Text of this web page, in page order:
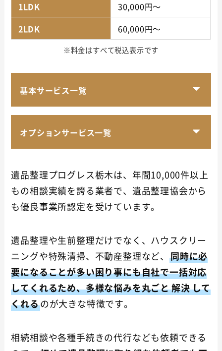
1LDK
30,000円～
2LDK
60,000円～
※料金はすべて税込表示です
基本サービス一覧
オプションサービス一覧
遺品整理プログレス栃木は、年間10,000件以上
もの相談実績を誇る業者で、遺品整理協会から
も優良事業所認定を受けています。
遺品整理や生前整理だけでなく、ハウスクリー
ニングや特殊清掃、不動産整理など、 同時に必
要になることが多い困り事にも自社で一括対応
してくれるため、多様な悩みを丸ごと解決して
くれるのが大きな特徴です。
相続相談や各種手続きの代行なども依頼できる